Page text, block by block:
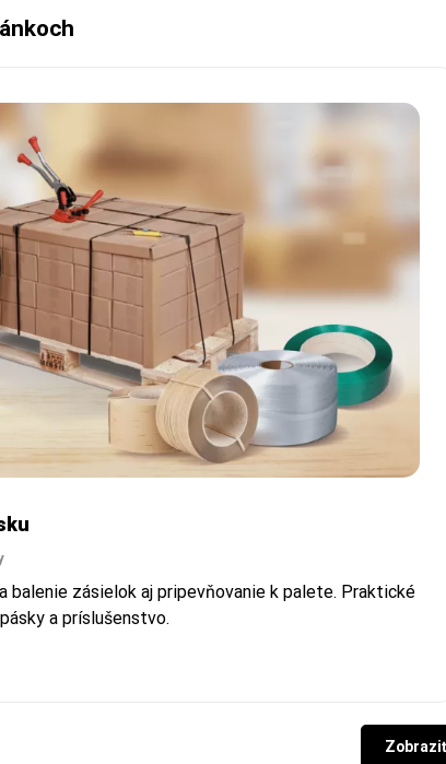
balenie zásielok aj pripevňovanie k palete. Praktické
a príslušenstvo.